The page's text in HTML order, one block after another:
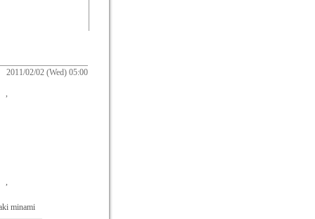
2011/02/02 (Wed) 05:00
,
,